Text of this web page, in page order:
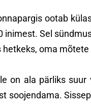
ootab
inimest. Sel
hetkeks, oma
on ala pärliks
soojendama.